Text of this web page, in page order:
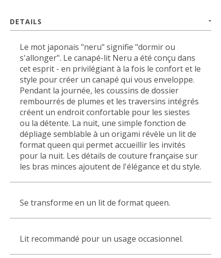
DETAILS
Le mot japonais "neru" signifie "dormir ou
s'allonger". Le canapé-lit Neru a été conçu dans
cet esprit - en privilégiant à la fois le confort et le
style pour créer un canapé qui vous enveloppe.
Pendant la journée, les coussins de dossier
rembourrés de plumes et les traversins intégrés
créent un endroit confortable pour les siestes
ou la détente. La nuit, une simple fonction de
dépliage semblable à un origami révèle un lit de
format queen qui permet accueillir les invités
pour la nuit. Les détails de couture française sur
les bras minces ajoutent de l'élégance et du style.
Se transforme en un lit de format queen.
Lit recommandé pour un usage occasionnel.